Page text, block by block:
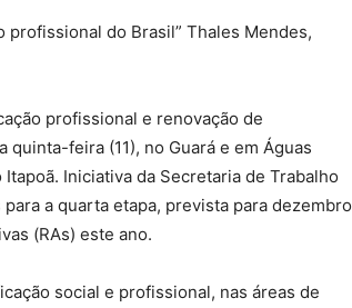
profissional do Brasil” Thales Mendes,
profissional e renovação de
feira (11), no Guará e em Águas
Iniciativa da Secretaria de Trabalho
a quarta etapa, prevista para dezembro
(RAs) este ano.
social e profissional, nas áreas de